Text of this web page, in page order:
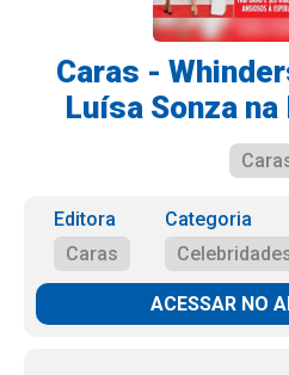
Caras -
Luísa Sonza
Editora
Caras
Categoria
ACESSAR NO